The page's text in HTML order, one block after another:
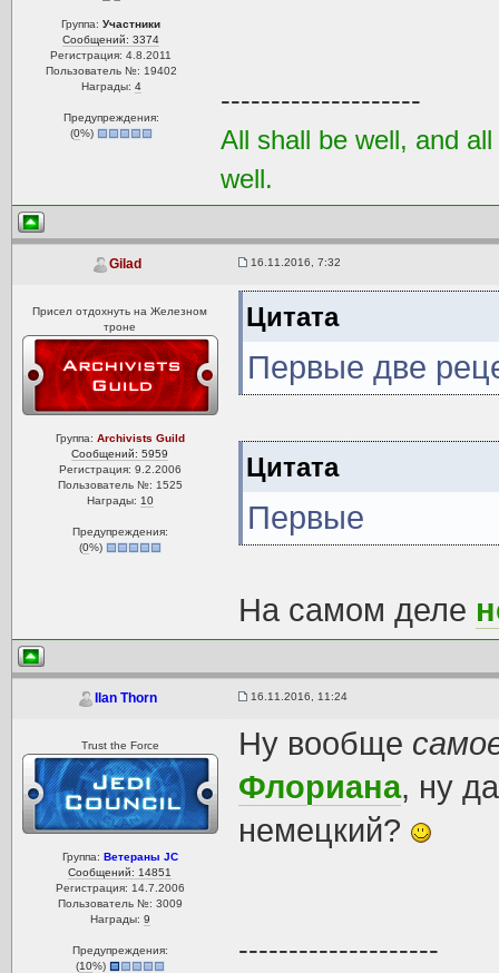
Группа:Участники
Сообщений: 3374
Регистрация: 4.8.2011
Пользователь №: 19402
Награды: 4
Предупреждения:
(0%)
--------------------
All shall be well, and
well.
Gilad 16.11.2016, 7:32
Присел отдохнуть на Железном
троне
Группа: Archivists Guild
Сообщений: 5959
Регистрация: 9.2.2006
Пользователь №: 1525
Награды: 10
Предупреждения:
(0%)
Цитата
Первые две
Цитата
Первые
На самом деле
Ilan Thorn 16.11.2016, 11:24
Trust the Force
Группа: Ветераны JC
Сообщений: 14851
Регистрация: 14.7.2006
Пользователь №: 3009
Награды: 9
Предупреждения:
(10%)
Ну вообще
Флориана, ну
немецкий?
--------------------